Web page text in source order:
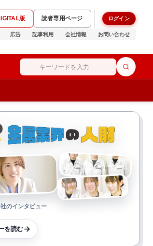
版 読者専用ページ ログイン
広告 記事利用 会社情報 お問い合わせ
のインタビュー
を読む